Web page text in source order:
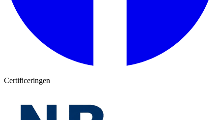
Certificeringen